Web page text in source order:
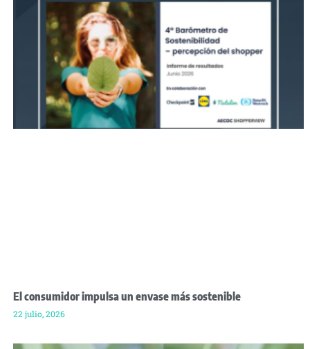
El consumidor impulsa un envase más sostenible
22 julio, 2026